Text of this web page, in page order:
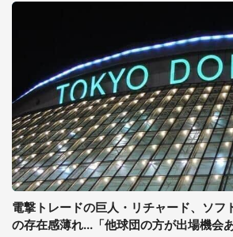
電撃トレードの巨人・リチャード、ソフ
の存在感薄れ...「他球団の方が出場機会